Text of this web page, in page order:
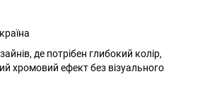
де потрібен глибокий колір,
хромовий ефект без візуального